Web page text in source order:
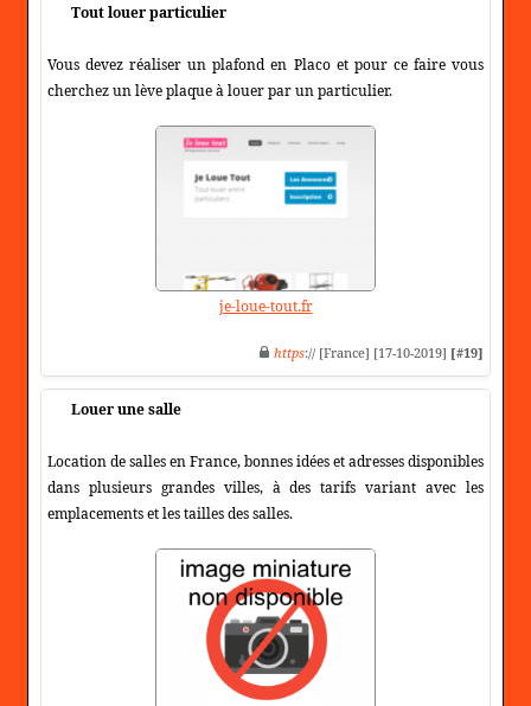
Tout louer particulier
Vous devez réaliser un plafond en Placo et pour ce faire vous
cherchez un lève plaque à louer par un particulier.
je-loue-tout.fr
https:// [France] [17-10-2019] [#19]
Louer une salle
Location de salles en France, bonnes idées et adresses disponibles
dans plusieurs grandes villes, à des tarifs variant avec les
emplacements et les tailles des salles.